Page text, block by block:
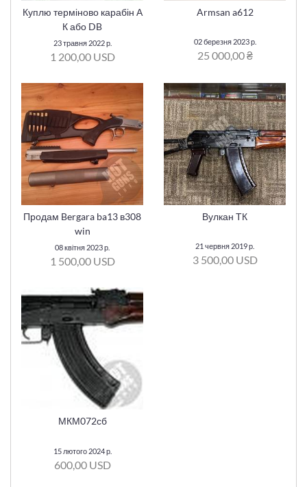
Куплю терміново карабін А
К або DB
23 травня 2022 р.
1 200,00 USD
Armsan a612
02 березня 2023 р.
25 000,00 ₴
Продам Bergara ba13 в308
win
08 квітня 2023 р.
1 500,00 USD
Вулкан ТК
21 червня 2019 р.
3 500,00 USD
МКМ072сб
15 лютого 2024 р.
600,00 USD